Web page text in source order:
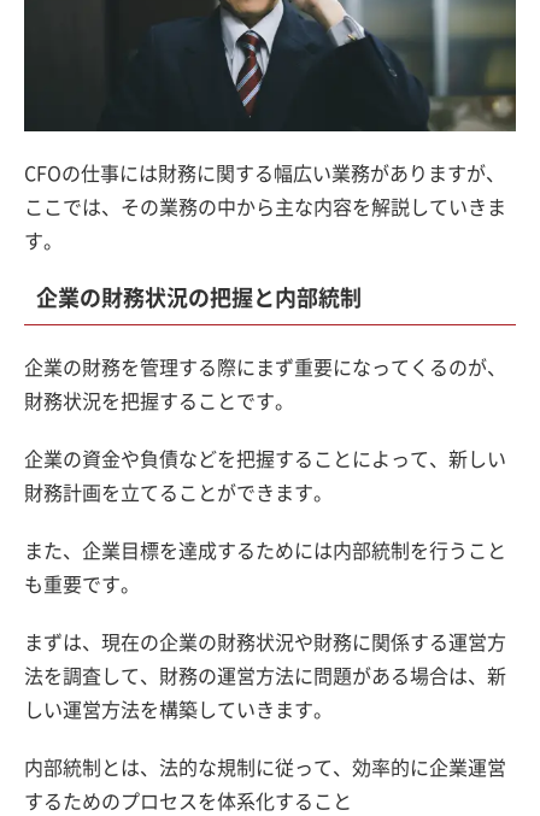
CFOの仕事には財務に関する幅広い業務がありますが、
ここでは、その業務の中から主な内容を解説していきま
す。
企業の財務状況の把握と内部統制
企業の財務を管理する際にまず重要になってくるのが、
財務状況を把握することです。
企業の資金や負債などを把握することによって、新しい
財務計画を立てることができます。
また、企業目標を達成するためには内部統制を行うこと
も重要です。
まずは、現在の企業の財務状況や財務に関係する運営方
法を調査して、財務の運営方法に問題がある場合は、新
しい運営方法を構築していきます。
内部統制とは、法的な規制に従って、効率的に企業運営
するためのプロセスを体系化すること